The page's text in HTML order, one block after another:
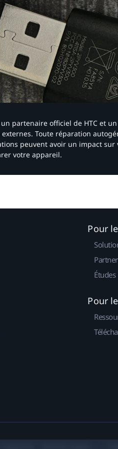
partenaire officiel de HTC et
externes. Toute réparation
peuvent avoir un impact
votre appareil.​
Pour
Études
Pour